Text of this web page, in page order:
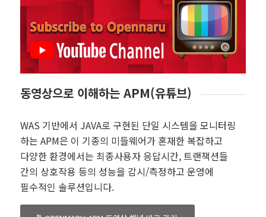
동영상으로 이해하는 APM(유튜브)
WAS 기반에서 JAVA로 구현된 단일 시스템을 모니터링
하는 APM은 이 기종의 미들웨어가 혼재한 복잡하고
다양한 환경에서는 최종사용자 응답시간, 트랜잭션들
간의 상호작용 등의 성능을 감시/측정하고 운영에
필수적인 솔루션입니다.